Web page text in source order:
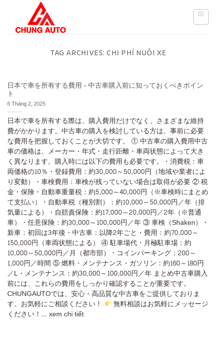
content
TAG ARCHIVES:CHI PHÍ NUÔI XE
日本で車を所有する費用 – 中古車購入前に知っておくべきポイン
ト
6 Tháng 2, 2025
日本で車を所有する際は、購入費用だけでなく、さまざまな維持
費がかかります。中古車の購入を検討している方は、事前に必要
な費用を把握しておくことが大切です。 ① 中古車の購入費用中古
車の価格は、メーカー・年式・走行距離・車両状態によって大き
く異なります。購入時には以下の費用も必要です。・消費税：車
両価格の10％・登録費用：約30,000～50,000円（地域や業者によ
り変動）・車検費用：車検が残っていない場合は取得が必要 ② 税
金・保険・自動車重量税：約5,000～40,000円（※車検時にまとめ
て支払い）・自動車税（種別割）：約10,000～50,000円／年（排
気量による）・自賠責保険：約17,000～20,000円／2年（※普通
車）・任意保険：約30,000～100,000円／年 ③ 車検（Shaken）・
新車：初回は3年後・中古車：以降2年ごと・費用：約70,000～
150,000円（車両状態による） ④ 駐車場代・月極駐車場：約
10,000～50,000円／月（都市部）・コインパーキング：200～
1,000円／時間 ⑤ 燃料・メンテナンス・ガソリン：約160～180円
／L・メンテナンス：約30,000～100,000円／年 まとめ中古車購入
前には、これらの費用をしっかり確認することが重要です。
CHUNGAUTOでは、安心・高品質な中古車をご提供しておりま
す。お気軽にご相談ください！
無料相談はお気軽にメッセージ
ください！... xem chi tiết